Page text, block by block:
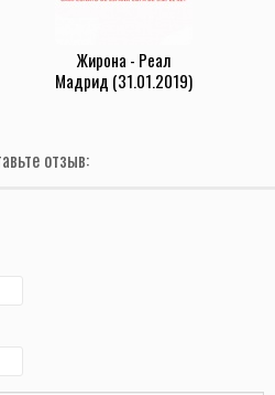
Жирона - Реал
Мадрид (31.01.2019)
отзыв: